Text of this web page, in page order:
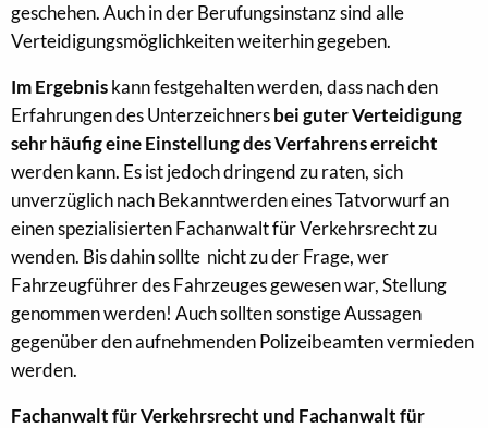
geschehen. Auch in der Berufungsinstanz sind alle
Verteidigungsmöglichkeiten weiterhin gegeben.
Im Ergebniskann festgehalten werden, dass nach den
Erfahrungen des Unterzeichnersbei guter Verteidigung
sehr häufig eine Einstellung des Verfahrens erreicht
werden kann. Es ist jedoch dringend zu raten, sich
unverzüglich nach Bekanntwerden eines Tatvorwurf an
einen spezialisierten Fachanwalt für Verkehrsrecht zu
wenden. Bis dahin sollte nicht zu der Frage, wer
Fahrzeugführer des Fahrzeuges gewesen war, Stellung
genommen werden! Auch sollten sonstige Aussagen
gegenüber den aufnehmenden Polizeibeamten vermieden
werden.
Fachanwalt für Verkehrsrecht und Fachanwalt für